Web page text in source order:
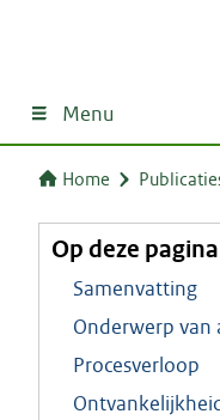
Menu
Home
Op deze pagina
Samenvatting
Onderwerp van
Procesverloop